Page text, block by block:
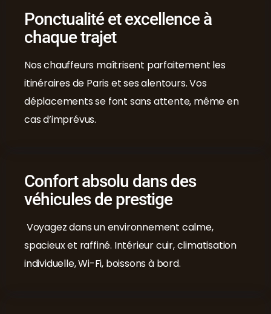
Ponctualité et excellence à
chaque trajet
Nos chauffeurs maîtrisent parfaitement les
itinéraires de Paris et ses alentours. Vos
déplacements se font sans attente, même en
cas d’imprévus.
Confort absolu dans des
véhicules de prestige
Voyagez dans un environnement calme,
spacieux et raffiné. Intérieur cuir, climatisation
individuelle, Wi-Fi, boissons à bord.